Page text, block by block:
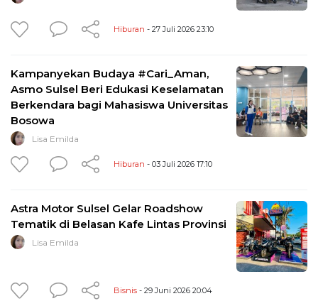
Hiburan - 27 Juli 2026 23:10
Kampanyekan Budaya #Cari_Aman,
Asmo Sulsel Beri Edukasi Keselamatan
Berkendara bagi Mahasiswa Universitas
Bosowa
Lisa Emilda
Hiburan - 03 Juli 2026 17:10
Astra Motor Sulsel Gelar Roadshow
Tematik di Belasan Kafe Lintas Provinsi
Lisa Emilda
Bisnis - 29 Juni 2026 20:04